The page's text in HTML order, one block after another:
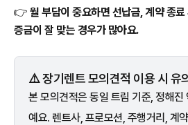
👉 월 부담이 중요하면 선납금, 계약 종
증금이 잘 맞는 경우가 많아요.
⚠️ 장기렌트 모의견적 이용 시 유
본 모의견적은 동일 트림 기준, 정해진
예요. 렌트사, 프로모션, 주행거리, 계